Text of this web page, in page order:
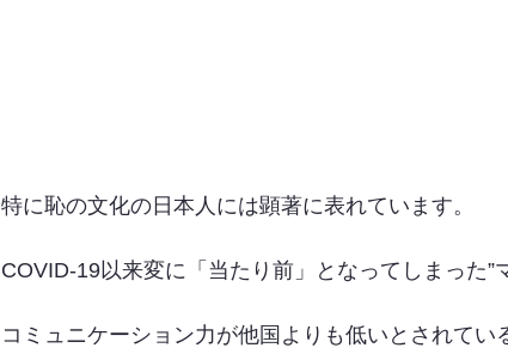
特に恥の文化の日本人には顕著に表れています。
COVID-19以来変に「当たり前」となってしまった”
コミュニケーション力が他国よりも低いとされてい